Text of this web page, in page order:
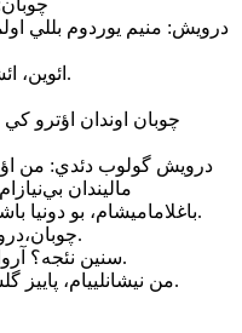
درويش: منيم يوردوم بللي
– ائوين، ائشيگين يوخدورمو؟ چوبان سوروشدو.
چوبان اوندان اؤترو
درويش گولوب دئدي: من
ماليندان
باغلاماميشام، بو دونيا باشدان باشا يالان¬دير. فاني‌دير، پوچ¬دور.
چوبان،درويش بابانين سؤزلريني باشا دوشمه‌دي.
– سنين نئجه؟ آرواد اوشاغين وار؟- درويش سوروشدو.
– من نيشانلييام، پاييز گلسبن توي ائده‌جه‌يم، سيزده گلين تويا.